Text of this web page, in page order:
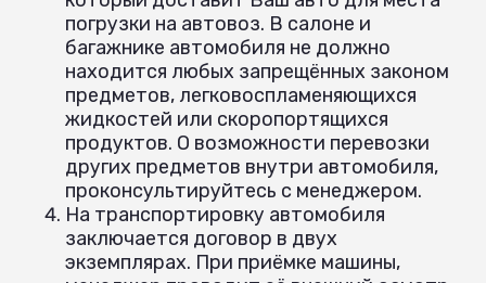
погрузки на автовоз. В салоне и
багажнике автомобиля не должно
находится любых запрещённых законом
предметов, легковоспламеняющихся
жидкостей или скоропортящихся
продуктов. О возможности перевозки
других предметов внутри автомобиля,
проконсультируйтесь с менеджером.
На транспортировку автомобиля
заключается договор в двух
экземплярах. При приёмке машины,